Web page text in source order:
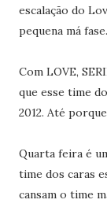
escalação do
pequena má fase.
Com LOVE,
que esse time
2012. Até
Quarta feira é
time dos caras
cansam o time